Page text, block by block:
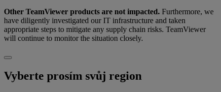
Other TeamViewer products are not impacted. Furthermore, we
have diligently investigated our IT infrastructure and taken
appropriate steps to mitigate any supply chain risks. TeamViewer
will continue to monitor the situation closely.
Vyberte prosím svůj region